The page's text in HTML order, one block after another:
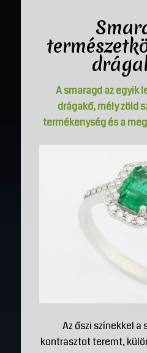
A smaragd az egyik
drágakő, mély zöld
termékenység és a
Az őszi színekkel a
kontrasztot teremt,